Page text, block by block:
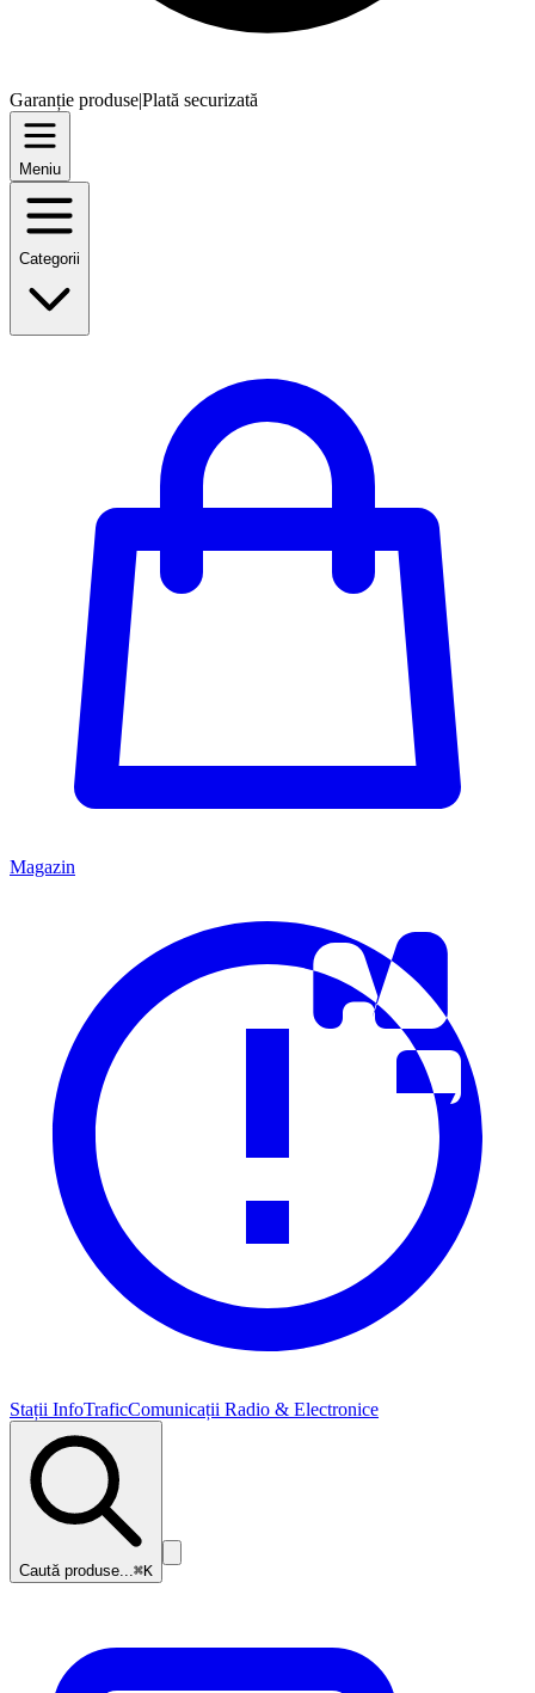
Garanție produse|Plată securizată
Meniu
Categorii
Magazin
Stații InfoTraficComunicații Radio & Electronice
Caută produse...⌘K